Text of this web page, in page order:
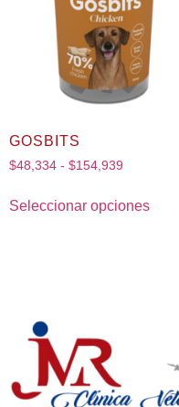
GOSBITS
$48,334 - $154,939
Seleccionar opciones